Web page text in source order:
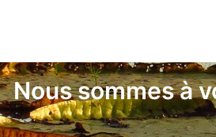
Nous sommes à